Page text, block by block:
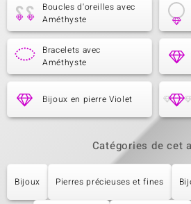
Boucles d'oreilles avec
Améthyste
Bracelets avec
Améthyste
Bijoux en pierre Violet
Catégories de cet
Bijoux Pierres précieuses et fines